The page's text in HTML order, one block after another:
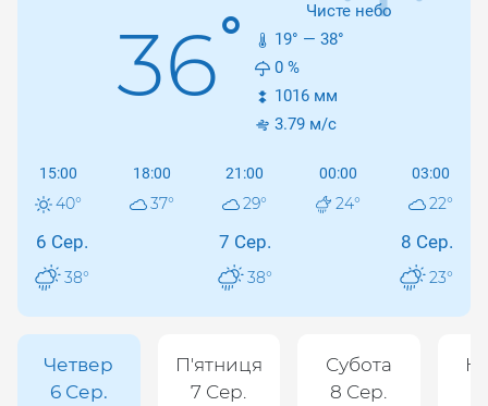
36°
Чисте небо
19° — 38°
0 %
1016 мм
3.79 м/с
15:00
40°
18:00
37°
21:00
29°
00:00
24°
03:00
22°
6 Сер.
38°
7 Сер.
38°
8 Сер.
23°
Четвер
6 Сер.
П'ятниця
7 Сер.
Субота
8 Сер.